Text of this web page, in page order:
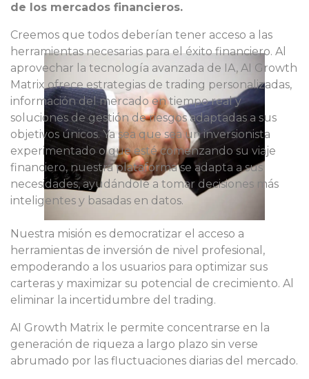
de los mercados financieros.
Creemos que todos deberían tener acceso a las
herramientas necesarias para el éxito financiero. Al
aprovechar la tecnología avanzada de IA, AI Growth
Matrix ofrece estrategias de trading personalizadas,
información del mercado en tiempo real y
soluciones de gestión de riesgos adaptadas a sus
objetivos únicos. Ya sea que sea un inversionista
experimentado o que esté comenzando su viaje
financiero, nuestra plataforma se adapta a sus
necesidades, ayudándole a tomar decisiones más
inteligentes y basadas en datos.
Nuestra misión es democratizar el acceso a
herramientas de inversión de nivel profesional,
empoderando a los usuarios para optimizar sus
carteras y maximizar su potencial de crecimiento. Al
eliminar la incertidumbre del trading.
AI Growth Matrix le permite concentrarse en la
generación de riqueza a largo plazo sin verse
abrumado por las fluctuaciones diarias del mercado.